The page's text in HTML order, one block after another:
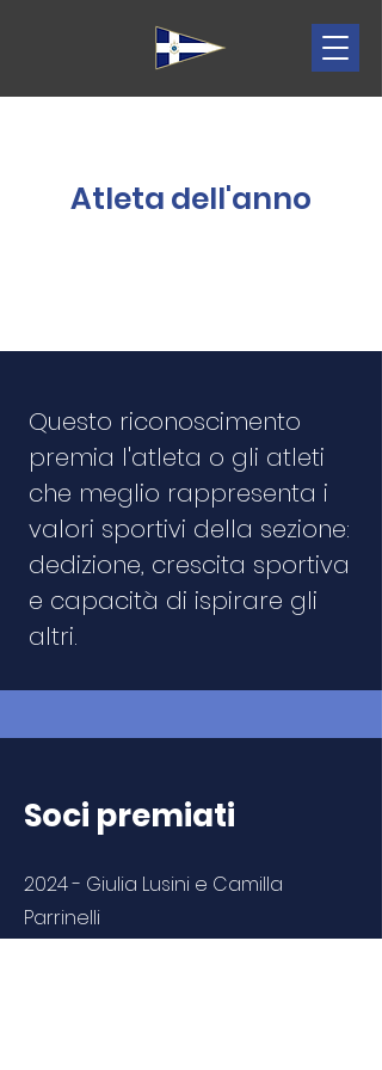
Atleta dell'anno
Questo riconoscimento
premia l'atleta o gli atleti
che meglio rappresenta i
valori sportivi della sezione:
dedizione, crescita sportiva
e capacità di ispirare gli
altri.
Soci premiati
2024 - Giulia Lusini e Camilla
Parrinelli